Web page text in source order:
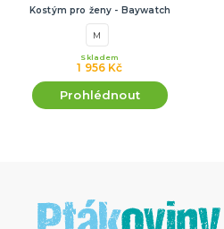
Kostým pro ženy - Baywatch
M
1 956 Kč
Skladem
Prohlédnout